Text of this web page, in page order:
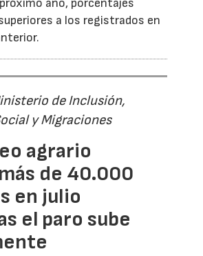
año, porcentajes
a los registrados en
de Inclusión,
y Migraciones
agrario
de 40.000
en julio
el paro sube